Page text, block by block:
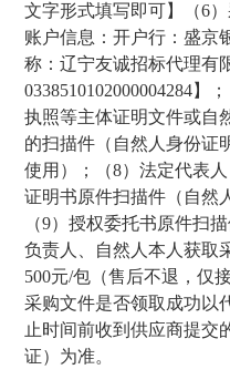
文字形式填写即可】（6
账户信息：开户行：盛京
称：辽宁友诚招标代理有
0338510102000004284】
执照等主体证明文件或自
的扫描件（自然人身份证
使用）；（8）法定代表
证明书原件扫描件（自然
（9）授权委托书原件扫
负责人、自然人本人获取
500元/包（售后不退，仅
采购文件是否领取成功以
止时间前收到供应商提交
证）为准。